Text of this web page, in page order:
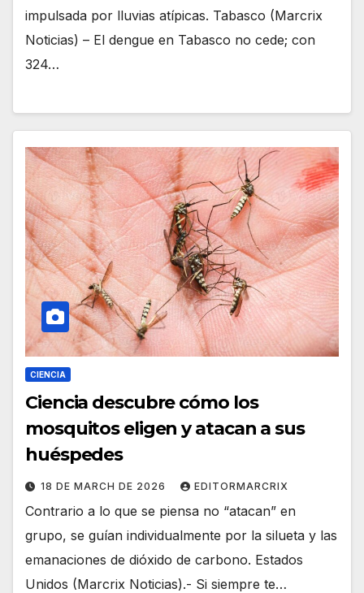
impulsada por lluvias atípicas. Tabasco (Marcrix
Noticias) – El dengue en Tabasco no cede; con
324…
CIENCIA
Ciencia descubre cómo los
mosquitos eligen y atacan a sus
huéspedes
18 DE MARCH DE 2026 EDITORMARCRIX
Contrario a lo que se piensa no “atacan” en
grupo, se guían individualmente por la silueta y las
emanaciones de dióxido de carbono. Estados
Unidos (Marcrix Noticias).- Si siempre te…